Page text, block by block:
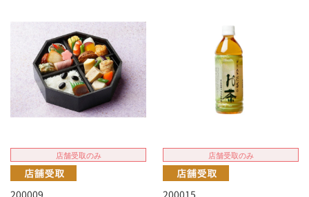
店舗受取のみ 店舗受取のみ